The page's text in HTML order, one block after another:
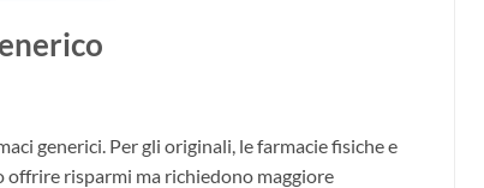
generici. Per gli originali, le farmacie fisiche e
risparmi ma richiedono maggiore